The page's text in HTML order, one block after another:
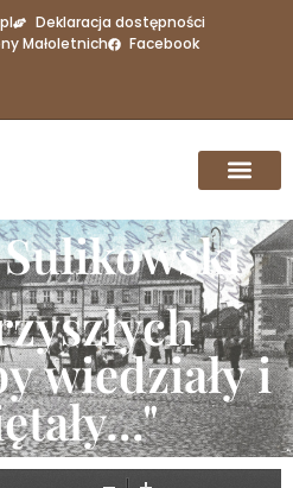
Deklaracja dostępności
Małoletnich
Facebook
wiedziały i